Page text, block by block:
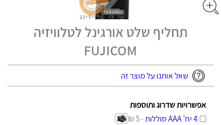
תחליף שלט אורגינל לטלוויזיה
FUJICOM
שאל אותנו על מוצר זה
אפשרויות שדרוג ותוספות
4 יח' AAA סוללות
- 5 ₪